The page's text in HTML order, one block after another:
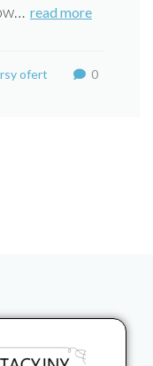
read more
ofert 0